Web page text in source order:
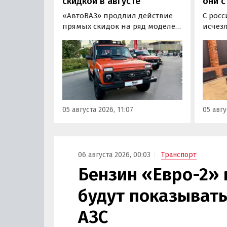
«АвтоВАЗ» продлил действие
прямых скидок на ряд моделей
2025 годов выпуска до 31
августа 2026 года. При их
покупке можно сэкономить от
20 000 до 100 000 рублей,
выяснили «Автоновости дня» в
ходе регулярного мониторинга
прайс-листов LADA.
05 августа 2026, 11:07
С
F7 и
2025
100
05
06 августа 2026, 00:03 Транспорт
Бензин «Евро-2»
будут
АЗС